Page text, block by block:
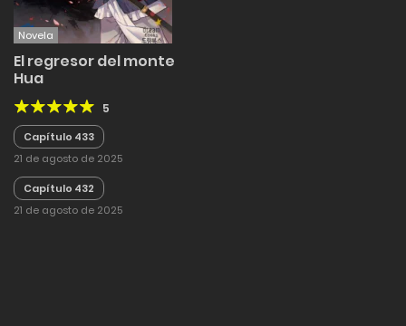
Novela
El regresor del monte
Hua
5
Capítulo 433
21 de agosto de 2025
Capítulo 432
21 de agosto de 2025